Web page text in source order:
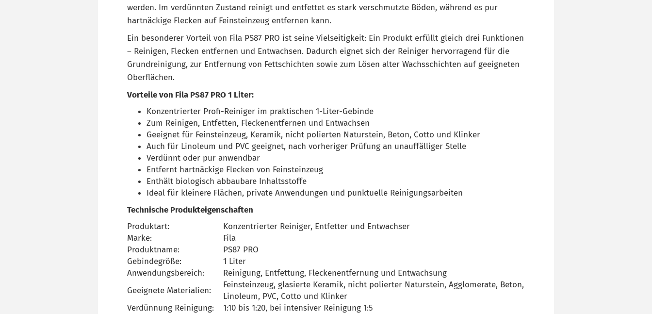
werden. Im verdünnten Zustand reinigt und entfettet es stark verschmutzte Böden, während es pur
hartnäckige Flecken auf Feinsteinzeug entfernen kann.
Ein besonderer Vorteil von Fila PS87 PRO ist seine Vielseitigkeit: Ein Produkt erfüllt gleich drei Funktionen
– Reinigen, Flecken entfernen und Entwachsen. Dadurch eignet sich der Reiniger hervorragend für die
Grundreinigung, zur Entfernung von Fettschichten sowie zum Lösen alter Wachsschichten auf geeigneten
Oberflächen.
Vorteile von Fila PS87 PRO 1 Liter:
Konzentrierter Profi-Reiniger im praktischen 1-Liter-Gebinde
Zum Reinigen, Entfetten, Fleckenentfernen und Entwachsen
Geeignet für Feinsteinzeug, Keramik, nicht polierten Naturstein, Beton, Cotto und Klinker
Auch für Linoleum und PVC geeignet, nach vorheriger Prüfung an unauffälliger Stelle
Verdünnt oder pur anwendbar
Entfernt hartnäckige Flecken von Feinsteinzeug
Enthält biologisch abbaubare Inhaltsstoffe
Ideal für kleinere Flächen, private Anwendungen und punktuelle Reinigungsarbeiten
Technische Produkteigenschaften
Produktart:
Konzentrierter Reiniger, Entfetter und Entwachser
Marke:
Fila
Produktname:
PS87 PRO
Gebindegröße:
1 Liter
Anwendungsbereich:
Reinigung, Entfettung, Fleckenentfernung und Entwachsung
Geeignete Materialien:
Feinsteinzeug, glasierte Keramik, nicht polierter Naturstein, Agglomerate, Beton,
Linoleum, PVC, Cotto und Klinker
Verdünnung Reinigung:
1:10 bis 1:20, bei intensiver Reinigung 1:5